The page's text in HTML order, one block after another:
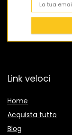
Link veloci
Home
Acquista tutto
Blog